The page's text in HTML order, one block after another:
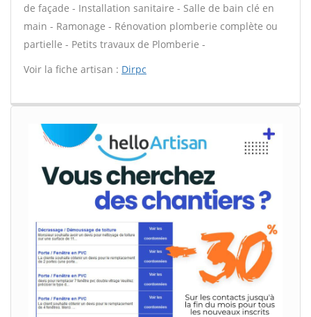
de façade - Installation sanitaire - Salle de bain clé en
main - Ramonage - Rénovation plomberie complète ou
partielle - Petits travaux de Plomberie -
Voir la fiche artisan : Dirpc